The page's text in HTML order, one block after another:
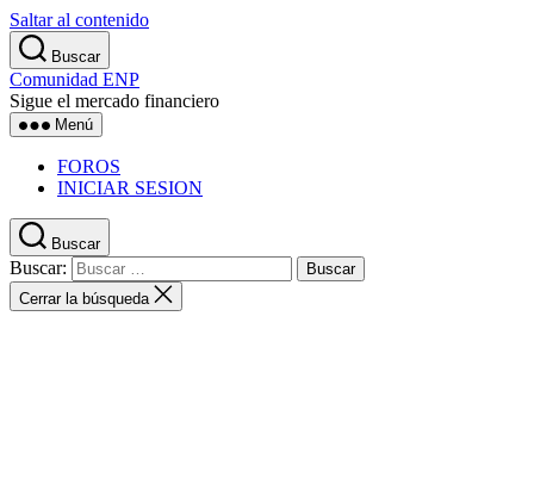
Saltar al contenido
Buscar
Comunidad ENP
Sigue el mercado financiero
Menú
FOROS
INICIAR SESION
Buscar
Buscar:
Cerrar la búsqueda